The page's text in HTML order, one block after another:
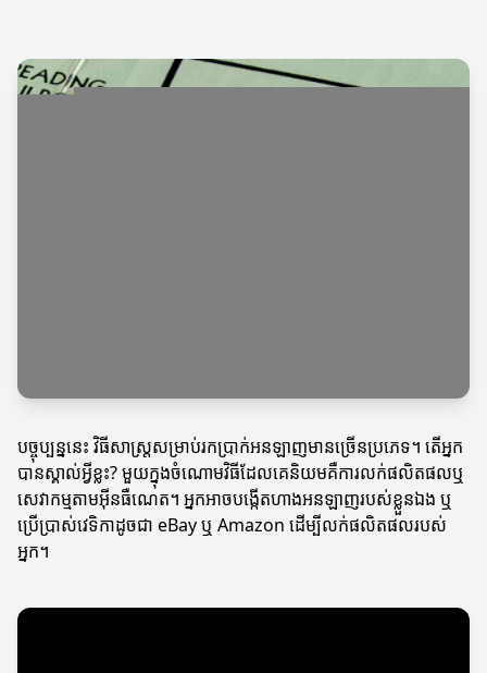
បច្ចុប្បន្ននេះ វិធីសាស្ត្រសម្រាប់រកប្រាក់អនឡាញមានច្រើនប្រភេទ។ តើអ្នក
បានស្គាល់អ្វីខ្លះ? មួយក្នុងចំណោមវិធីដែលគេនិយមគឺការលក់ផលិតផលឬ
សេវាកម្មតាមអ៊ីនធឺណេត។ អ្នកអាចបង្កើតហាងអនឡាញរបស់ខ្លួនឯង ឬ
ប្រើប្រាស់វេទិកាដូចជា eBay ឬ Amazon ដើម្បីលក់ផលិតផលរបស់
អ្នក។